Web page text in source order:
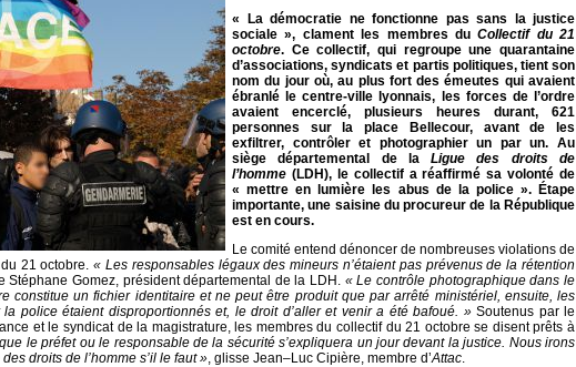
« La démocratie ne fonctionne pas sans la justice
sociale », clament les membres duCollectif du 21
octobre. Ce collectif, qui regroupe une quarantaine
d’associations, syndicats et partis politiques, tient son
nom du jour où, au plus fort des émeutes qui avaient
ébranlé le centre-ville lyonnais, les forces de l’ordre
avaient encerclé, plusieurs heures durant, 621
personnes sur la place Bellecour, avant de les
exfiltrer, contrôler et photographier un par un. Au
siège départemental de laLigue des droits de
l’homme (LDH), le collectif a réaffirmé sa volonté de
« mettre en lumière les abus de la police ». Étape
importante, une saisine du procureur de la République
est en cours.
Le comité entend dénoncer de nombreuses violations de
21 octobre.« Les responsables légaux des mineurs n’étaient pas prévenus de la rétention
Stéphane Gomez, président départemental de la LDH. « Le contrôle photographique dans le
constitue un fichier identitaire et ne peut être produit que par arrêté ministériel, ensuite, les
police étaient disproportionnés et, le droit d’aller et venir a été bafoué. »Soutenus par le
et le syndicat de la magistrature, les membres du collectif du 21 octobre se disent prêts à
le préfet ou le responsable de la sécurité s’expliquera un jour devant la justice. Nous irons
droits de l’homme s’il le faut », glisse Jean–Luc Cipière, membre d’Attac.